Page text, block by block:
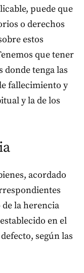
puede que
o derechos
estos
que tener
donde tenga las
fallecimiento y
y la de los
acordado
la herencia
en el
según las